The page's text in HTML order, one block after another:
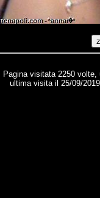
Pagina visitata 2250
ultima visita il 25/09/